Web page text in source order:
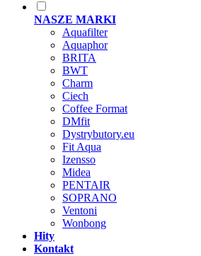
NASZE MARKI
Aquafilter
Aquaphor
BRITA
BWT
Charm
Ciech
Coffee Format
DMfit
Dystrybutory.eu
Fit Aqua
Izensso
Midea
PENTAIR
SOPRANO
Ventoni
Wonbong
Hity
Kontakt